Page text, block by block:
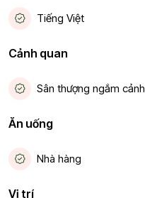
Tiếng Việt
Cảnh quan
Sân thượng ngắm cảnh
Ăn uống
Nhà hàng
Vị trí